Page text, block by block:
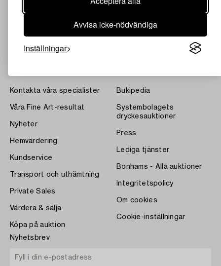
Avvisa icke-nödvändiga
Inställningar
Kontakta våra specialister
Våra Fine Art-resultat
Nyheter
Hemvärdering
Kundservice
Transport och uthämtning
Private Sales
Värdera & sälja
Köpa på auktion
Bukipedia
Systembolagets
dryckesauktioner
Press
Lediga tjänster
Bonhams - Alla auktioner
Integritetspolicy
Om cookies
Cookie-inställningar
Nyhetsbrev